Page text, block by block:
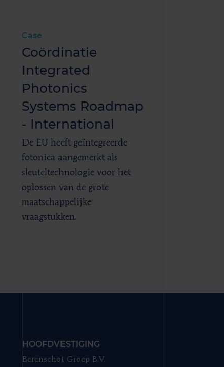
Case
Coördinatie
Integrated
Photonics
Systems Roadmap
- International
De EU heeft geïntegreerde
fotonica aangemerkt als
sleuteltechnologie voor het
oplossen van de grote
maatschappelijke
vraagstukken.
HOOFDVESTIGING
Berenschot Groep B.V.